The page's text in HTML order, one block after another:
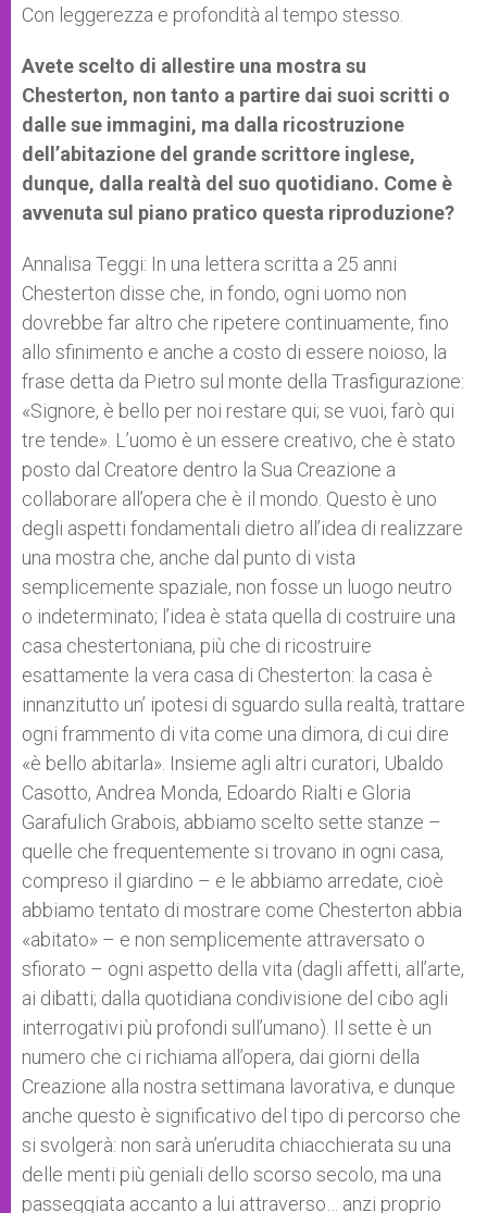
Con leggerezza e profondità al tempo stesso.
Avete scelto di allestire una mostra su
Chesterton, non tanto a partire dai suoi scritti o
dalle sue immagini, ma dalla ricostruzione
dell’abitazione del grande scrittore inglese,
dunque, dalla realtà del suo quotidiano. Come è
avvenuta sul piano pratico questa riproduzione?
Annalisa Teggi: In una lettera scritta a 25 anni
Chesterton disse che, in fondo, ogni uomo non
dovrebbe far altro che ripetere continuamente, fino
allo sfinimento e anche a costo di essere noioso, la
frase detta da Pietro sul monte della Trasfigurazione:
«Signore, è bello per noi restare qui; se vuoi, farò qui
tre tende». L’uomo è un essere creativo, che è stato
posto dal Creatore dentro la Sua Creazione a
collaborare all’opera che è il mondo. Questo è uno
degli aspetti fondamentali dietro all’idea di realizzare
una mostra che, anche dal punto di vista
semplicemente spaziale, non fosse un luogo neutro
o indeterminato; l’idea è stata quella di costruire una
casa chestertoniana, più che di ricostruire
esattamente la vera casa di Chesterton: la casa è
innanzitutto un’ ipotesi di sguardo sulla realtà, trattare
ogni frammento di vita come una dimora, di cui dire
«è bello abitarla». Insieme agli altri curatori, Ubaldo
Casotto, Andrea Monda, Edoardo Rialti e Gloria
Garafulich Grabois, abbiamo scelto sette stanze –
quelle che frequentemente si trovano in ogni casa,
compreso il giardino – e le abbiamo arredate, cioè
abbiamo tentato di mostrare come Chesterton abbia
«abitato» – e non semplicemente attraversato o
sfiorato – ogni aspetto della vita (dagli affetti, all’arte,
ai dibatti; dalla quotidiana condivisione del cibo agli
interrogativi più profondi sull’umano). Il sette è un
numero che ci richiama all’opera, dai giorni della
Creazione alla nostra settimana lavorativa, e dunque
anche questo è significativo del tipo di percorso che
si svolgerà: non sarà un’erudita chiacchierata su una
delle menti più geniali dello scorso secolo, ma una
passeggiata accanto a lui attraverso… anzi proprio